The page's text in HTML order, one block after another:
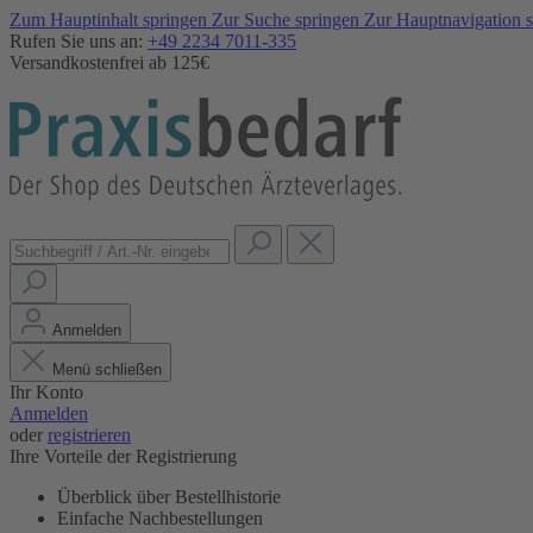
Zum Hauptinhalt springen Zur Suche springen Zur Hauptnavigation
Rufen Sie uns an: +49 2234 7011-335
Versandkostenfrei ab 125€
Anmelden
Menü schließen
Ihr Konto
Anmelden
oder registrieren
Ihre Vorteile der Registrierung
Überblick über Bestellhistorie
Einfache Nachbestellungen